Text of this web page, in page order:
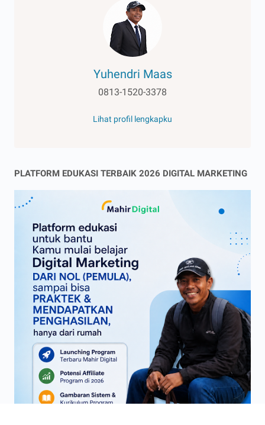
Yuhendri Maas
0813-1520-3378
Lihat profil lengkapku
PLATFORM EDUKASI TERBAIK 2026 DIGITAL MARKETING